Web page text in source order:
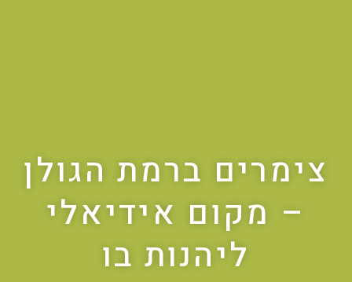
צימרים ברמת הגולן
– מקום אידיאלי
ליהנות בו